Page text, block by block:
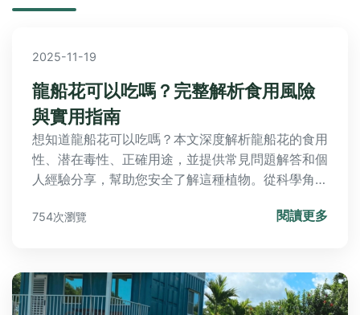
2025-11-19
龍船花可以吃嗎？完整解析食用風險
與實用指南
想知道龍船花可以吃嗎？本文深度解析龍船花的食用
性、潜在毒性、正確用途，並提供常見問題解答和個
人經驗分享，幫助您安全了解這種植物。從科學角度
能獲得實用信息。
754次瀏覽 閱讀更多